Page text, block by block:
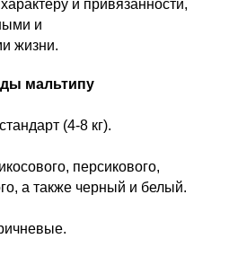
и привязанности,
и
жизни.
мальтипу
(4-8 кг).
персикового,
а также черный и белый.